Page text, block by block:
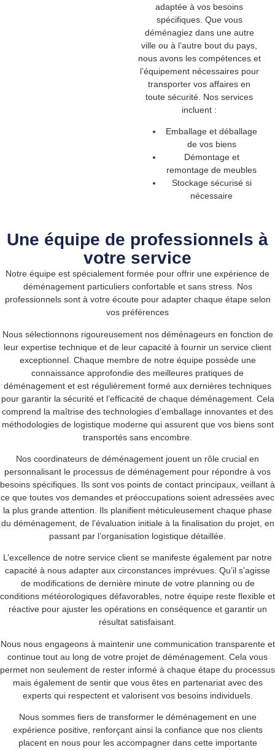
adaptée à vos besoins
spécifiques. Que vous
déménagiez dans une autre
ville ou à l’autre bout du pays,
nous avons les compétences et
l’équipement nécessaires pour
transporter vos affaires en
toute sécurité. Nos services
incluent :
Emballage et déballage
de vos biens
Démontage et
remontage de meubles
Stockage sécurisé si
nécessaire
Une équipe de professionnels à
votre service
Notre équipe est spécialement formée pour offrir une expérience de
déménagement particuliersconfortable et sans stress. Nos
professionnels sont à votre écoute pour adapter chaque étape selon
vos préférences
Nous sélectionnons rigoureusement nos déménageurs en fonction de
leur expertise technique et de leur capacité à fournir un service client
exceptionnel. Chaque membre de notre équipe possède une
connaissance approfondie des meilleures pratiques de
déménagement et est régulièrement formé aux dernières techniques
pour garantir la sécurité et l’efficacité de chaque déménagement. Cela
comprend la maîtrise des technologies d’emballage innovantes et des
méthodologies de logistique moderne qui assurent que vos biens sont
transportés sans encombre.
Nos coordinateurs de déménagement jouent un rôle crucial en
personnalisant le processus de déménagement pour répondre à vos
besoins spécifiques. Ils sont vos points de contact principaux, veillant à
ce que toutes vos demandes et préoccupations soient adressées avec
la plus grande attention. Ils planifient méticuleusement chaque phase
du déménagement, de l’évaluation initiale à la finalisation du projet, en
passant par l’organisation logistique détaillée.
L’excellence de notre service client se manifeste également par notre
capacité à nous adapter aux circonstances imprévues. Qu’il s’agisse
de modifications de dernière minute de votre planning ou de
conditions météorologiques défavorables, notre équipe reste flexible et
réactive pour ajuster les opérations en conséquence et garantir un
résultat satisfaisant.
Nous nous engageons à maintenir une communication transparente et
continue tout au long de votre projet de déménagement. Cela vous
permet non seulement de rester informé à chaque étape du processus
mais également de sentir que vous êtes en partenariat avec des
experts qui respectent et valorisent vos besoins individuels.
Nous sommes fiers de transformer le déménagement en une
expérience positive, renforçant ainsi la confiance que nos clients
placent en nous pour les accompagner dans cette importante